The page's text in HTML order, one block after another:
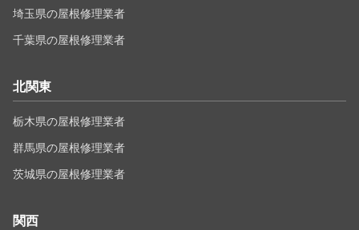
埼玉県の屋根修理業者
千葉県の屋根修理業者
北関東
栃木県の屋根修理業者
群馬県の屋根修理業者
茨城県の屋根修理業者
関西